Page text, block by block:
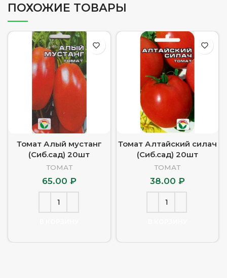
ПОХОЖИЕ ТОВАРЫ
Томат Алый мустанг
(Сиб.сад) 20шт
ТОМАТ
65.00 ₽
Томат Алтайский силач
(Сиб.сад) 20шт
ТОМАТ
38.00 ₽